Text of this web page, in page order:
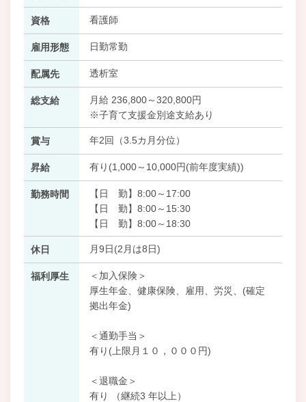
資格 看護師
雇用形態 日勤常勤
配属先 透析室
総支給
月給 236,800～320,800円
※子育て支援金別途支給あり
賞与 年2回（3.5カ月分位）
昇給 有り(1,000～10,000円(前年度実績))
勤務時間
【日 勤】8:00～17:00
【日 勤】8:00～15:30
【日 勤】8:00～18:30
休日 月9日(2月は8日)
福利厚生
＜加入保険＞
厚生年金、健康保険、雇用、労災、(確定
拠出年金)
＜通勤手当＞
有り(上限月１０，０００円)
＜退職金＞
有り （継続3 年以上）